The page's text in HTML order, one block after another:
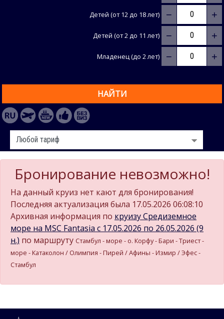
Детей (от 12 до 18 лет) − +
Детей (от 2 до 11 лет) − +
Младенец (до 2 лет) − +
НАЙТИ
Бронирование невозможно!
На данный круиз нет кают для бронирования!
Последняя актуализация была 17.05.2026 06:08:10
Архивная информация по круизу Средиземное
море на MSC Fantasia c 17.05.2026 по 26.05.2026 (9
н.) по маршруту Стамбул - море - о. Корфу - Бари - Триест -
море - Катаколон / Олимпия - Пирей / Афины - Измир / Эфес -
Стамбул